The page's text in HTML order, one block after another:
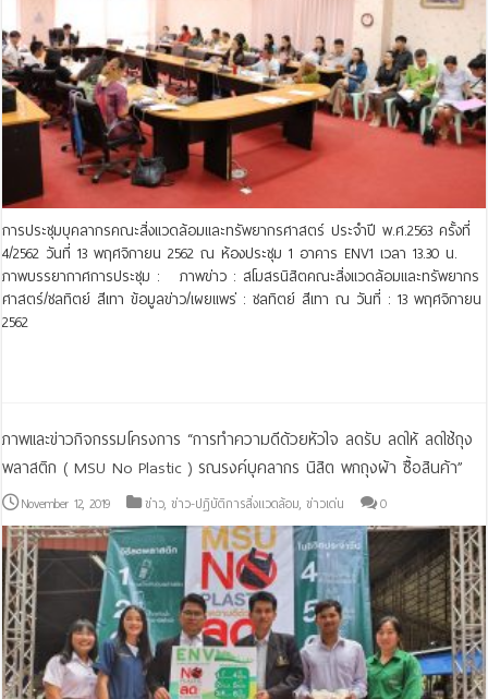
การประชุมบุคลากรคณะสิ่งแวดล้อมและทรัพยากรศาสตร์ ประจำปี พ.ศ.2563 ครั้งที่
4/2562 วันที่ 13 พฤศจิกายน 2562 ณ ห้องประชุม 1 อาคาร ENV1 เวลา 13.30 น.
ภาพบรรยากาศการประชุม : ภาพข่าว : สโมสรนิสิตคณะสิ่งแวดล้อมและทรัพยากร
ศาสตร์/ชลทิตย์ สีเทา ข้อมูลข่าว/เผยแพร่ : ชลทิตย์ สีเทา ณ วันที่ : 13 พฤศจิกายน
2562
ภาพและข่าวกิจกรรมโครงการ “การทำความดีด้วยหัวใจ ลดรับ ลดให้ ลดใช้ถุง
พลาสติก ( MSU No Plastic ) รณรงค์บุคลากร นิสิต พกถุงผ้า ซื้อสินค้า”
November 12, 2019 ข่าว,ข่าว-ปฏิบัติการสิ่งแวดล้อม,ข่าวเด่น 0